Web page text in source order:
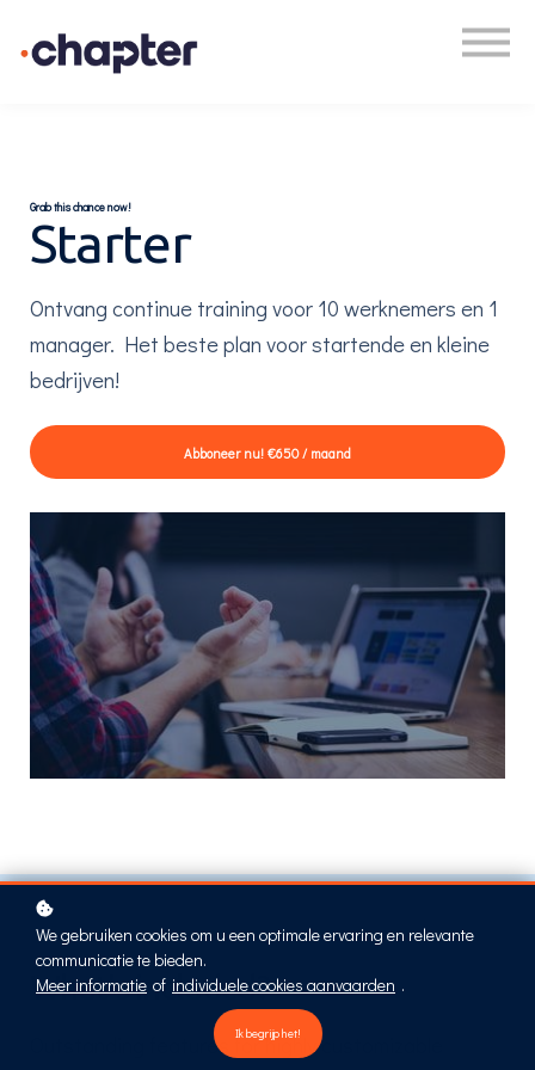
Grab this chance now!
Starter
Ontvang continue training voor 10 werknemers en 1
manager. Het beste plan voor startende en kleine
bedrijven!
Abboneer nu! €650 / maand
What's included?
Outstanding features for highly customizable
We gebruiken cookies om u een optimale ervaring en relevante
communicatie te bieden.
Meer informatie of individuele cookies aanvaarden .
Ik begrijp het!